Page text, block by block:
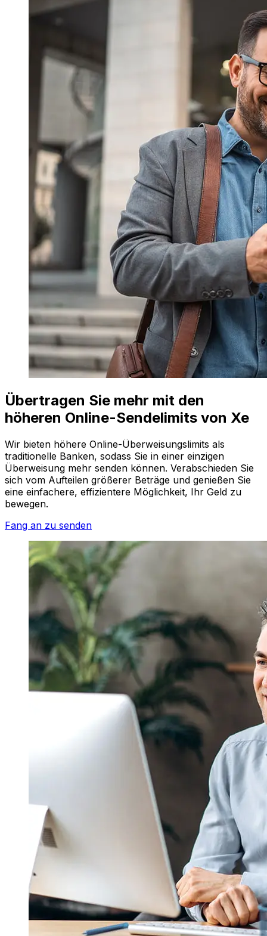
Übertragen Sie mehr mit den
höheren Online-Sendelimits von Xe
Wir bieten höhere Online-Überweisungslimits als
traditionelle Banken, sodass Sie in einer einzigen
Überweisung mehr senden können. Verabschieden Sie
sich vom Aufteilen größerer Beträge und genießen Sie
eine einfachere, effizientere Möglichkeit, Ihr Geld zu
bewegen.
Fang an zu senden